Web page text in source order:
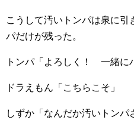
こうして汚いトンパは泉に
パだけが残った。
トンパ「よろしく！ 一緒に
ドラえもん「こちらこそ」
しずか「なんだか汚いトンパ